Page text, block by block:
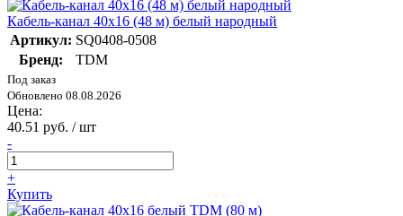
Кабель-канал 40х16 (48 м) белый народный
Артикул: SQ0408-0508
Бренд:
TDM
Под заказ
Обновлено 08.08.2026
Цена:
40.51 руб. / шт
-
+
Купить